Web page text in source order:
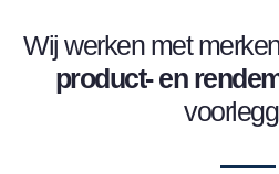
Wij werken met
product- en